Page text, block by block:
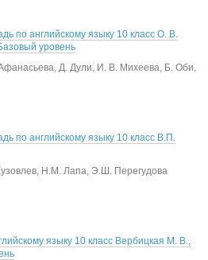
по английскому языку 10 класс О. В.
уровень
Д. Дули, И. В. Михеева, Б. Оби,
по английскому языку 10 класс В.П.
Н.М. Лапа, Э.Ш. Перегудова
языку 10 класс Вербицкая М. В.,